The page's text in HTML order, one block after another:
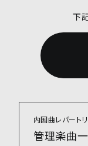
下
内国曲レパート
管理楽曲